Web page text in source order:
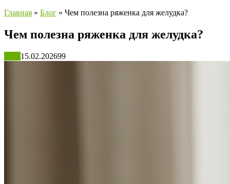
Главная » Блог » Чем полезна ряженка для желудка?
Чем полезна ряженка для желудка?
15.02.202699